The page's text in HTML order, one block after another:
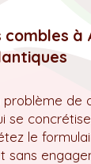
à
problème de
se
le
sans